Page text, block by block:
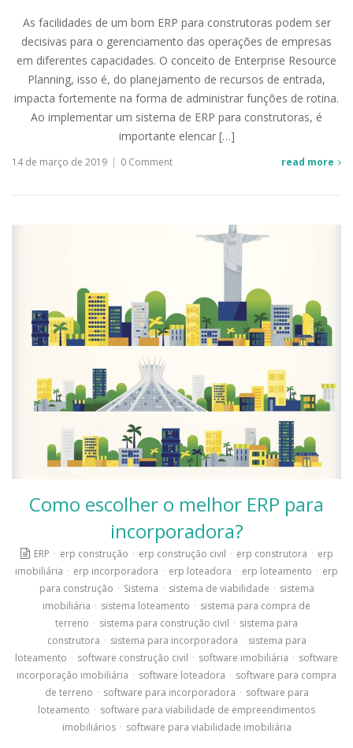
As facilidades de um bom ERP para construtoras podem ser
decisivas para o gerenciamento das operações de empresas
em diferentes capacidades. O conceito de Enterprise Resource
Planning, isso é, do planejamento de recursos de entrada,
impacta fortemente na forma de administrar funções de rotina.
Ao implementar um sistema de ERP para construtoras, é
importante elencar […]
14 de março de 2019 | 0 Comment read more
Como escolher o melhor ERP para
incorporadora?
ERP · erp construção · erp construção civil · erp construtora · erp
imobiliária · erp incorporadora · erp loteadora · erp loteamento · erp
para construção · Sistema · sistema de viabilidade · sistema
imobiliária · sistema loteamento · sistema para compra de
terreno · sistema para construção civil · sistema para
construtora · sistema para incorporadora · sistema para
loteamento · software construção civil · software imobiliária · software
incorporação imobiliária · software loteadora · software para compra
de terreno · software para incorporadora · software para
loteamento · software para viabilidade de empreendimentos
imobiliários · software para viabilidade imobiliária